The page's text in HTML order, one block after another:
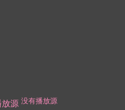
源 没有播放源